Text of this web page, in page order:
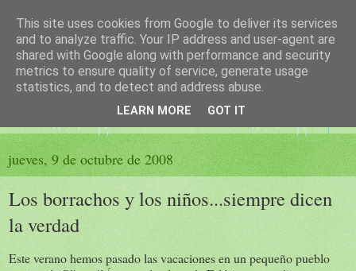
El sueño de las palabras
PÁGINA LITERARIA DE FELISA MORENO
jueves, 9 de octubre de 2008
Los borrachos y los niños...siempre dicen
la verdad
Este verano hemos pasado las vacaciones en un pequeño pueblo
This site uses cookies from Google to deliver its services
and to analyze traffic. Your IP address and user-agent are
shared with Google along with performance and security
metrics to ensure quality of service, generate usage
statistics, and to detect and address abuse.
LEARN MORE GOT IT